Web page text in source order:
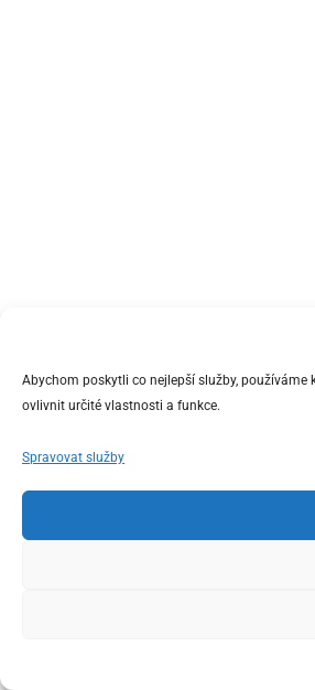
Abychom poskytli co nejlepší služby,
ovlivnit určité vlastnosti a funkce.
Spravovat služby